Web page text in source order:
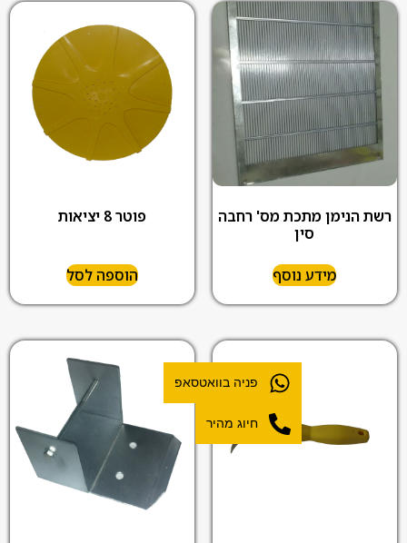
רשת הנימן מתכת מס' רחבה
סין
מידע נוסף
פוטר 8 יציאות
הוספה לסל
פניה בוואטסאפ
חיוג מהיר